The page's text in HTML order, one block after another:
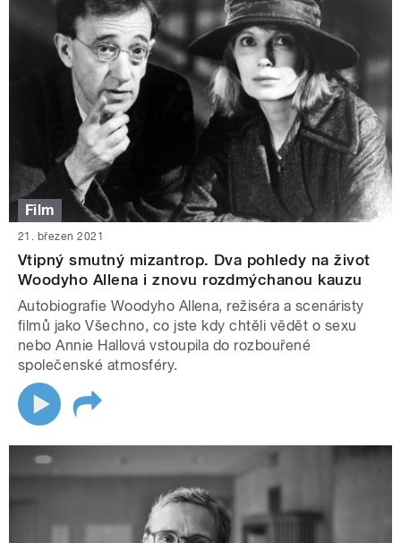
Film
21. březen 2021
Vtipný smutný mizantrop. Dva pohledy na život
Woodyho Allena i znovu rozdmýchanou kauzu
Autobiografie Woodyho Allena, režiséra a scenáristy
filmů jako Všechno, co jste kdy chtěli vědět o sexu
nebo Annie Hallová vstoupila do rozbouřené
společenské atmosféry.